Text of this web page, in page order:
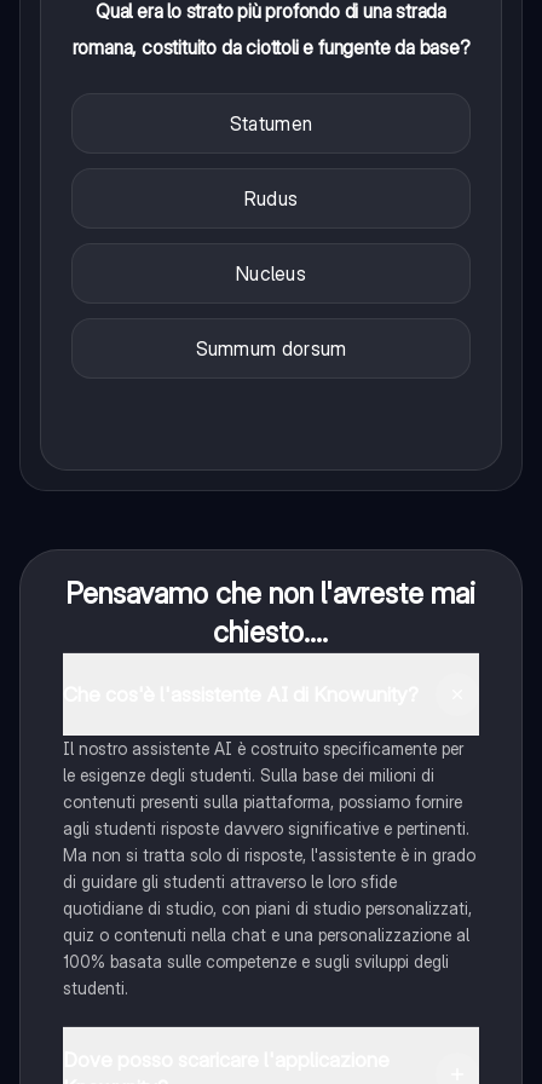
Qual era lo strato più profondo di una strada
romana, costituito da ciottoli e fungente da base?
Statumen
Rudus
Nucleus
Summum dorsum
Pensavamo che non l'avreste mai
chiesto....
Il nostro assistente AI è costruito specificamente per
le esigenze degli studenti. Sulla base dei milioni di
contenuti presenti sulla piattaforma, possiamo fornire
agli studenti risposte davvero significative e pertinenti.
Ma non si tratta solo di risposte, l'assistente è in grado
di guidare gli studenti attraverso le loro sfide
quotidiane di studio, con piani di studio personalizzati,
quiz o contenuti nella chat e una personalizzazione al
100% basata sulle competenze e sugli sviluppi degli
studenti.